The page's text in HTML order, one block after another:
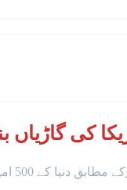
کی
کے مطابق دنیا کے 500 امیر ترین افراد کی مجموعی دولت میں اس سال 1.5 ٹریلین ڈالر سے زائد کا اضافہ ہوا جس میں گزشتہ برس 1.4 ٹریلین ڈالر کی کمی دیکھی گئی تھی۔